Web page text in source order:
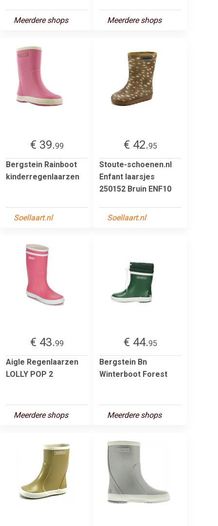
Meerdere shops Meerdere shops
€ 39.99
Bergstein Rainboot
kinderregenlaarzen
Soellaart.nl
€ 42.95
Stoute-schoenen.nl
Enfant laarsjes
250152 Bruin ENF10
Soellaart.nl
€ 43.99
Aigle Regenlaarzen
LOLLY POP 2
Meerdere shops
€ 44.95
Bergstein Bn
Winterboot Forest
Meerdere shops